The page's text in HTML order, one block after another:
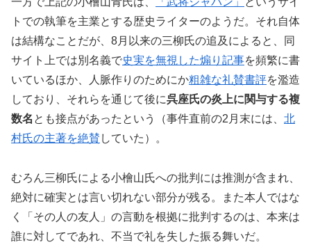
トでの執筆を主業とする歴史ライターのようだ。それ自体
は結構なことだが、8月以来の三柳氏の追及によると、同
サイト上では別名義で史実を無視した煽り記事を頻繁に書
いているほか、人脈作りのためにか粗雑な礼賛書評を濫造
しており、それらを通じて後に呉座氏の炎上に関与する複
数名 とも接点があったという（事件直前の2月末には、 北
村氏の主著を絶賛 していた）。
むろん三柳氏による小檜山氏への批判には推測が含まれ、
絶対に確実とは言い切れない部分が残る。また本人ではな
く「その人の友人」の言動を根拠に批判するのは、本来は
誰に対してであれ、不当で礼を失した振る舞いだ。